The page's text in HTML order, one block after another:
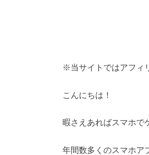
※当サイトではアフィ
こんにちは！
暇さえあればスマホで
年間数多くのスマホア